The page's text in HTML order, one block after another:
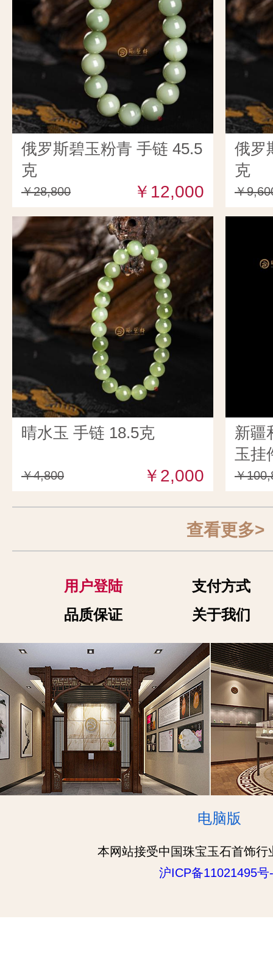
俄罗斯碧玉粉青 手链 45.5
克
￥28,800 ￥12,000
俄罗
克
￥
晴水玉 手链 18.5克
￥4,800 ￥2,000
新疆
玉挂
￥
查看更多>
用户登陆
支付方式
品质保证
关于我们
电脑版
本网站接受中国珠宝玉石首饰行
沪ICP备11021495号